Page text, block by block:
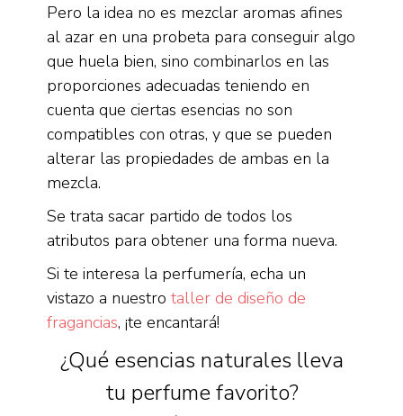
Pero la idea no es mezclar aromas afines
al azar en una probeta para conseguir algo
que huela bien, sino combinarlos en las
proporciones adecuadas teniendo en
cuenta que ciertas esencias no son
compatibles con otras, y que se pueden
alterar las propiedades de ambas en la
mezcla.
Se trata sacar partido de todos los
atributos para obtener una forma nueva.
Si te interesa la perfumería, echa un
vistazo a nuestrotaller de diseño de
fragancias, ¡te encantará!
¿Qué esencias naturales lleva
tu perfume favorito?